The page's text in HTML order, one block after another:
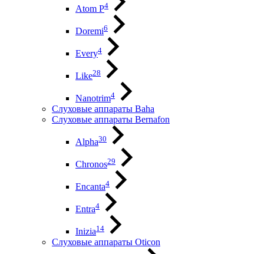
Atom P4
Doremi6
Every4
Like28
Nanotrim4
Слуховые аппараты Baha
Слуховые аппараты Bernafon
Alpha30
Chronos29
Encanta4
Entra4
Inizia14
Слуховые аппараты Oticon